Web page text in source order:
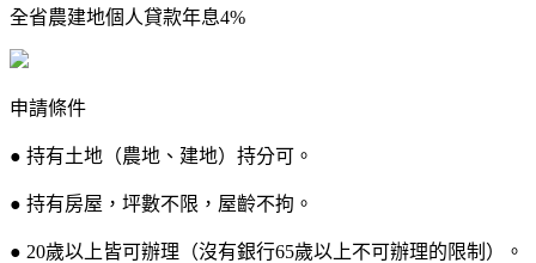
全省農建地個人貸款年息4%
申請條件
● 持有土地（農地、建地）持分可。
● 持有房屋，坪數不限，屋齡不拘。
● 20歲以上皆可辦理（沒有銀行65歲以上不可辦理的限制）。